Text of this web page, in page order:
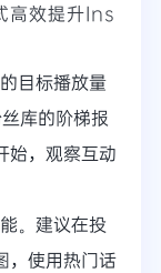
高效提升Ins
目标播放量
库的阶梯报
始，观察互动
。建议在投
，使用热门话